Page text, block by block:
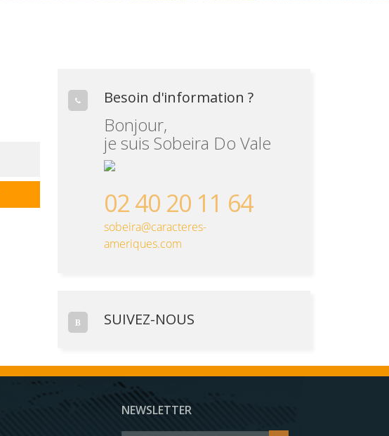
Besoin d'information ?
Bonjour,
je suis Sobeira Do Vale
02 40 20 11 64
sobeira@caracteres-
ameriques.com
SUIVEZ-NOUS
NEWSLETTER